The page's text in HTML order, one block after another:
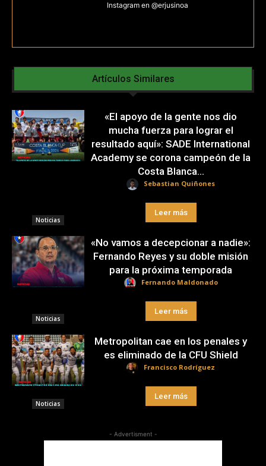
Instagram en @erjusinoa
Artículos Similares
Noticias
«El apoyo de la gente nos dio
mucha fuerza para lograr el
resultado aquí»: SADE International
Academy se corona campeón de la
Costa Blanca...
Sebastian Quiñones
Leer más
Noticias
«No vamos a decepcionar a nadie»:
Fernando Reyes y su doble misión
para la próxima temporada
Fernando Maldonado
Leer más
Noticias
Metropolitan cae en los penales y
es eliminado de la CFU Shield
Francisco Rodríguez
Leer más
- Advertisment -